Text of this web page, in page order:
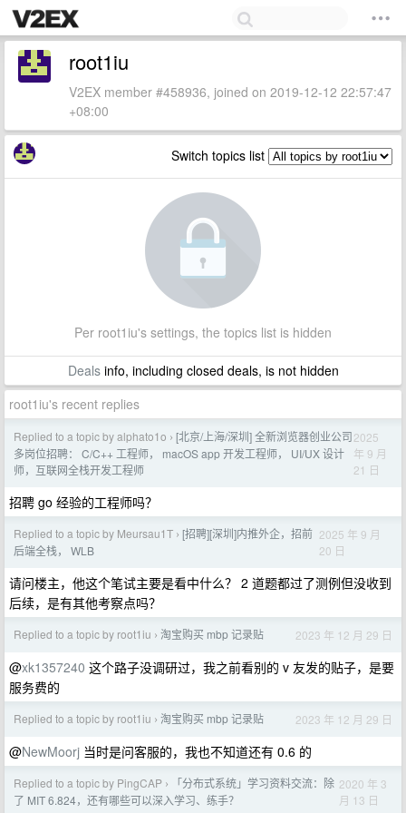
root1iu
V2EX member #458936, joined on 2019-12-12 22:57:47
+08:00
Switch topics list
Per root1iu's settings, the topics list is hidden
Dealsinfo, including closed deals, is not hidden
root1iu's recent replies
Replied to a topic by alphato1o › [北京/上海/深圳] 全新浏览器创业公司
多岗位招聘： C/C++ 工程师， macOS app 开发工程师， UI/UX 设计
师，互联网全栈开发工程师
2025
年 9 月
21 日
招聘 go 经验的工程师吗？
Replied to a topic by Meursau1T › [招聘][深圳]内推外企，招前
后端全栈， WLB
2025 年 9 月
20 日
请问楼主，他这个笔试主要是看中什么？ 2 道题都过了测例但没收到
后续，是有其他考察点吗？
Replied to a topic by root1iu › 淘宝购买 mbp 记录贴 2023 年 12 月 29 日
@xk1357240 这个路子没调研过，我之前看别的 v 友发的贴子，是要
服务费的
Replied to a topic by root1iu › 淘宝购买 mbp 记录贴 2023 年 12 月 29 日
@NewMoorj 当时是问客服的，我也不知道还有 0.6 的
Replied to a topic by PingCAP ›
「分布式系统」学习资料交流：除
了 MIT 6.824，还有哪些可以深入学习、练手？
2020 年 3
月 13 日